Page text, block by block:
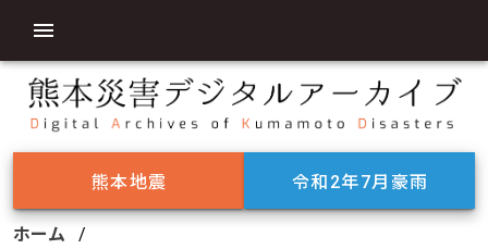
熊本地震 令和2年7月豪雨
ホーム
/